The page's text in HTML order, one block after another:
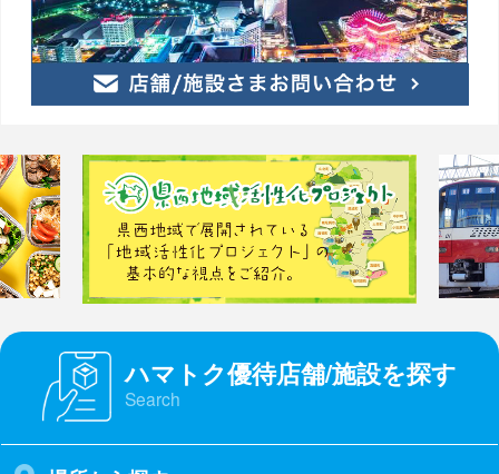
ハマトク優待店舗/施設を探す
Search